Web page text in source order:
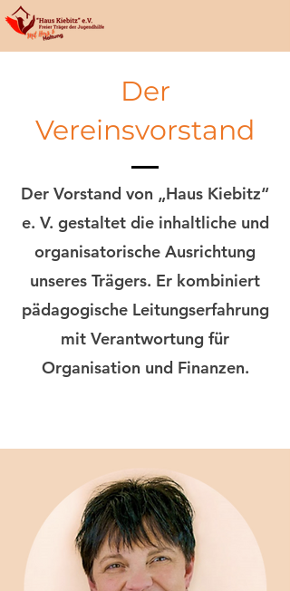
Der
Vereinsvorstand
Der Vorstand von „Haus Kiebitz“
e. V. gestaltet die inhaltliche und
organisatorische Ausrichtung
unseres Trägers. Er kombiniert
pädagogische Leitungserfahrung
mit Verantwortung für
Organisation und Finanzen.